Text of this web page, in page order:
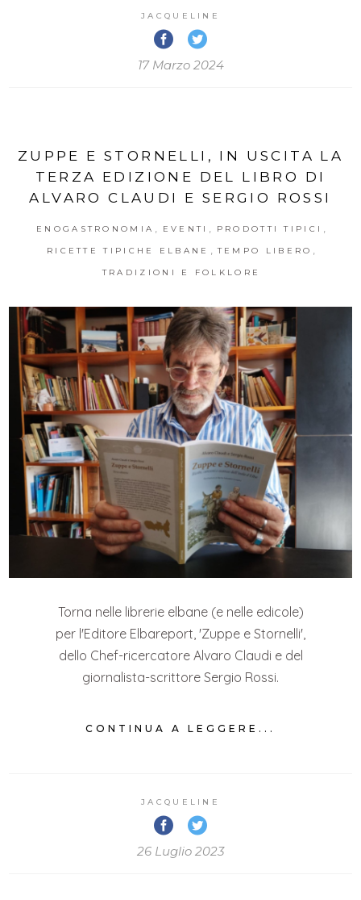
JACQUELINE
17 Marzo 2024
ZUPPE E STORNELLI, IN USCITA LA
TERZA EDIZIONE DEL LIBRO DI
ALVARO CLAUDI E SERGIO ROSSI
ENOGASTRONOMIA EVENTI PRODOTTI TIPICI
RICETTE TIPICHE ELBANE TEMPO LIBERO
TRADIZIONI E FOLKLORE
Torna nelle librerie elbane (e nelle edicole)
per l'Editore Elbareport, 'Zuppe e Stornelli',
dello Chef-ricercatore Alvaro Claudi e del
giornalista-scrittore Sergio Rossi.
CONTINUA A LEGGERE...
JACQUELINE
26 Luglio 2023